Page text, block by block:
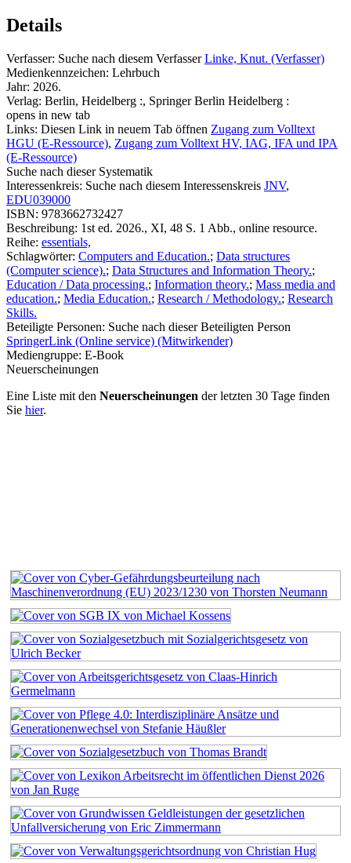
Details
Verfasser: Suche nach diesem Verfasser Linke, Knut. (Verfasser)
Medienkennzeichen: Lehrbuch
Jahr: 2026.
Verlag: Berlin, Heidelberg :, Springer Berlin Heidelberg :
opens in new tab
Links: Diesen Link in neuem Tab öffnen Zugang zum Volltext
HGU (E-Ressource), Zugang zum Volltext HV, IAG, IFA und IPA
(E-Ressource)
Suche nach dieser Systematik
Interessenkreis: Suche nach diesem Interessenskreis JNV,
EDU039000
ISBN: 9783662732427
Beschreibung: 1st ed. 2026., XI, 48 S. 1 Abb., online resource.
Reihe: essentials,
Schlagwörter: Computers and Education.; Data structures
(Computer science).; Data Structures and Information Theory.;
Education / Data processing.; Information theory.; Mass media and
education.; Media Education.; Research / Methodology.; Research
Skills.
Beteiligte Personen: Suche nach dieser Beteiligten Person
SpringerLink (Online service) (Mitwirkender)
Mediengruppe: E-Book
Neuerscheinungen
Eine Liste mit den Neuerscheinungen der letzten 30 Tage finden
Sie hier.